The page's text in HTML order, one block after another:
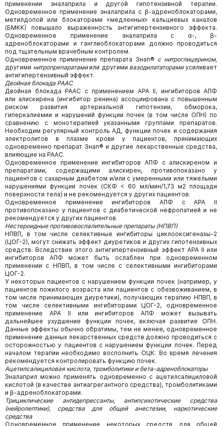
применении эналаприла и другой гипотензивной терапии.
Одновременное применение эналаприла с β-адреноблокаторами,
метилдопой или блокаторами «медленных» кальциевых каналов
(БМКК) повышало выраженность антигипертензивного эффекта.
Одновременное применение эналаприла с α-, β-
адреноблокаторами и ганглиоблокаторами должно проводиться
под тщательным врачебным контролем.
Одновременное применение препарата Энап® с нитроглицерином,
другими нитропрепаратамиили другими вазодилататорамиусиливает
антигипертензивный эффект.
Двойная блокада РААС
Двойная блокада РААС с применением АРА II, ингибиторов АПФ
или алискирена (ингибитор ренина) ассоциирована с повышенным
риском развития артериальной гипотензии, обморока,
гиперкалиемии и нарушений функции почек (в том числе ОПН) по
сравнению с монотерапией указанными группами препаратов.
Необходим регулярный контроль АД, функции почек и содержания
электролитов в плазме крови у пациентов, принимающих
одновременно препарат Энап® и другие лекарственные средства,
влияющие на РААС.
Одновременное применение ингибиторов АПФ с алискиреном и
препаратами, содержащими алискирен, противопоказано у
пациентов с сахарным диабетом и/или с умеренными или тяжелыми
нарушениями функции почек (СКФ < 60 мл/мин/1,73 м2 площади
поверхности тела) и не рекомендуется у других пациентов.
Одновременное применение ингибиторов АПФ с АРА II
противопоказано у пациентов с диабетической нефропатией и не
рекомендуется у других пациентов.
Нестероидные противовоспалительные препараты (НПВП)
НПВП, в том числе селективные ингибиторы циклооксигеназы-2
(ЦОГ-2), могут снижать эффект диуретиков и других гипотензивных
средств. Вследствие этого антигипертензивный эффект АРА II или
ингибиторов АПФ может быть ослаблен при одновременном
применении с НПВП, в том числе с селективными ингибиторами
ЦОГ-2.
У некоторых пациентов с нарушением функции почек (например, у
пациентов пожилого возраста или пациентов с обезвоживанием, в
том числе принимающих диуретики), получающих терапию НПВП, в
том числе селективными ингибиторами ЦОГ-2, одновременное
применение АРА II или ингибиторов АПФ может вызывать
дальнейшее ухудшение функции почек, включая развитие ОПН.
Данные эффекты обычно обратимы, тем не менее, одновременное
применение данных лекарственных средств должно проводиться с
осторожностью у пациентов с нарушением функции почек. Перед
началом терапии необходимо восполнить ОЦК. Во время лечения
рекомендуется контролировать функцию почек.
Ацетилсалициловая кислота, тромболитики и бета-адреноблокаторы
Эналаприл можно применять одновременно с ацетилсалициловой
кислотой (в качестве антиагрегантного средства), тромболитиками
и β-адреноблокаторами.
Трициклические антидепрессанты, антипсихотические средства
(нейролептики), средства для общей анестезии, наркотические
средства
Одновременное применение некоторых средств для общей